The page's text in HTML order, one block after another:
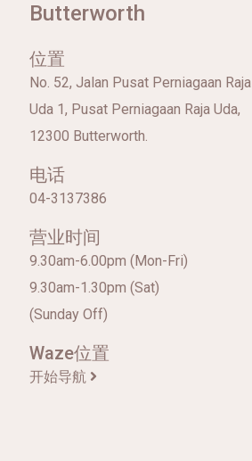
Butterworth
位置
No. 52, Jalan Pusat Perniagaan Raja
Uda 1, Pusat Perniagaan Raja Uda,
12300 Butterworth.
电话
04-3137386
营业时间
9.30am-6.00pm (Mon-Fri)
9.30am-1.30pm (Sat)
(Sunday Off)
Waze位置
开始导航